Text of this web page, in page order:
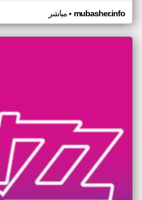
مباشر• mubasher.info